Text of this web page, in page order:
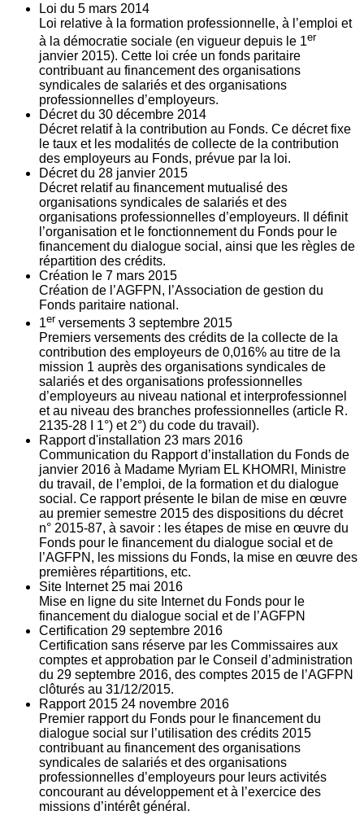
Loi du 5 mars 2014
Loi relative à la formation professionnelle, à l’emploi et
à la démocratie sociale (en vigueur depuis le 1er
janvier 2015). Cette loi crée un fonds paritaire
contribuant au financement des organisations
syndicales de salariés et des organisations
professionnelles d’employeurs.
Décret du 30 décembre 2014
Décret relatif à la contribution au Fonds. Ce décret fixe
le taux et les modalités de collecte de la contribution
des employeurs au Fonds, prévue par la loi.
Décret du 28 janvier 2015
Décret relatif au financement mutualisé des
organisations syndicales de salariés et des
organisations professionnelles d’employeurs. Il définit
l’organisation et le fonctionnement du Fonds pour le
financement du dialogue social, ainsi que les règles de
répartition des crédits.
Création le 7 mars 2015
Création de l’AGFPN, l’Association de gestion du
Fonds paritaire national.
1er versements 3 septembre 2015
Premiers versements des crédits de la collecte de la
contribution des employeurs de 0,016% au titre de la
mission 1 auprès des organisations syndicales de
salariés et des organisations professionnelles
d’employeurs au niveau national et interprofessionnel
et au niveau des branches professionnelles (article R.
2135‐28 I 1°) et 2°) du code du travail).
Rapport d'installation 23 mars 2016
Communication du Rapport d’installation du Fonds de
janvier 2016 à Madame Myriam EL KHOMRI, Ministre
du travail, de l’emploi, de la formation et du dialogue
social. Ce rapport présente le bilan de mise en œuvre
au premier semestre 2015 des dispositions du décret
n° 2015-87, à savoir : les étapes de mise en œuvre du
Fonds pour le financement du dialogue social et de
l’AGFPN, les missions du Fonds, la mise en œuvre des
premières répartitions, etc.
Site Internet 25 mai 2016
Mise en ligne du site Internet du Fonds pour le
financement du dialogue social et de l’AGFPN
Certification 29 septembre 2016
Certification sans réserve par les Commissaires aux
comptes et approbation par le Conseil d’administration
du 29 septembre 2016, des comptes 2015 de l’AGFPN
clôturés au 31/12/2015.
Rapport 2015 24 novembre 2016
Premier rapport du Fonds pour le financement du
dialogue social sur l’utilisation des crédits 2015
contribuant au financement des organisations
syndicales de salariés et des organisations
professionnelles d’employeurs pour leurs activités
concourant au développement et à l’exercice des
missions d’intérêt général.